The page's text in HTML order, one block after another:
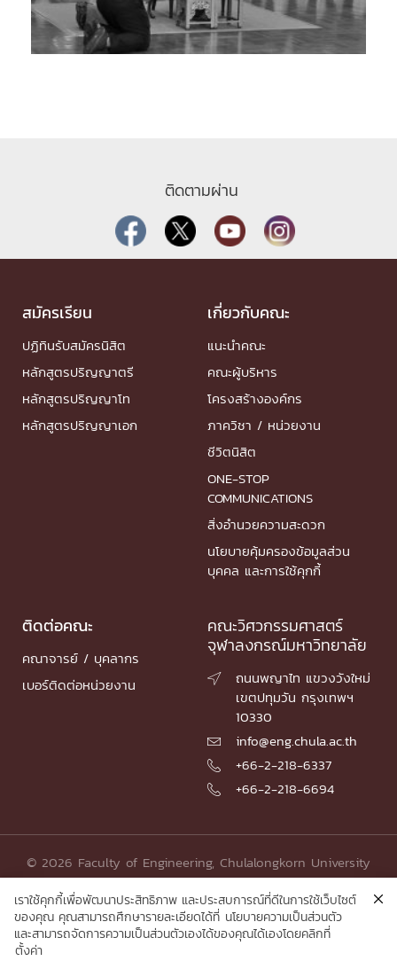
ติดตามผ่าน
สมัครเรียน
ปฏิทินรับสมัครนิสิต
หลักสูตรปริญญาตรี
หลักสูตรปริญญาโท
หลักสูตรปริญญาเอก
เกี่ยวกับคณะ
แนะนำคณะ
คณะผู้บริหาร
โครงสร้างองค์กร
ภาควิชา / หน่วยงาน
ชีวิตนิสิต
ONE-STOP
COMMUNICATIONS
สิ่งอำนวยความสะดวก
นโยบายคุ้มครองข้อมูลส่วน
บุคคล และการใช้คุกกี้
ติดต่อคณะ
คณาจารย์ / บุคลากร
เบอร์ติดต่อหน่วยงาน
คณะวิศวกรรมศาสตร์
จุฬาลงกรณ์มหาวิทยาลัย

ถนนพญาไท แขวงวังใหม่
เขตปทุมวัน กรุงเทพฯ
10330
 info@eng.chula.ac.th
 +66-2-218-6337
 +66-2-218-6694
© 2026 Faculty of Engineering, Chulalongkorn University
เราใช้คุกกี้เพื่อพัฒนาประสิทธิภาพ และประสบการณ์ที่ดีในการใช้เว็บไซต์
ของคุณ คุณสามารถศึกษารายละเอียดได้ที่ นโยบายความเป็นส่วนตัว
และสามารถจัดการความเป็นส่วนตัวเองได้ของคุณได้เองโดยคลิกที่
ตั้งค่า